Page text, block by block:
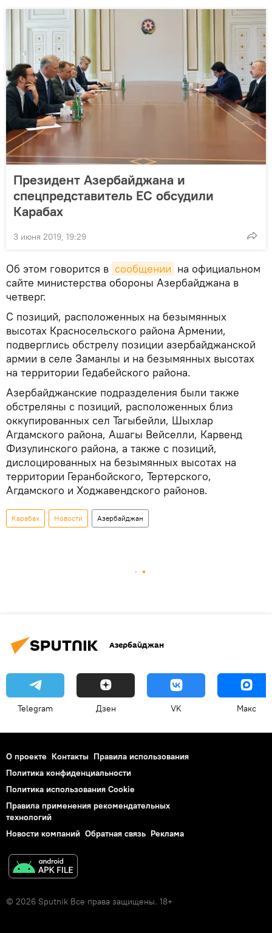
Президент Азербайджана и
спецпредставитель ЕС обсудили
Карабах
3 июня 2019, 19:29
Об этом говорится в сообщении на официальном
сайте министерства обороны Азербайджана в
четверг.
С позиций, расположенных на безымянных
высотах Красносельского района Армении,
подверглись обстрелу позиции азербайджанской
армии в селе Заманлы и на безымянных высотах
на территории Гедабейского района.
Азербайджанские подразделения были также
обстреляны с позиций, расположенных близ
оккупированных сел Тагыбейли, Шыхлар
Агдамского района, Ашагы Вейселли, Карвенд
Физулинского района, а также с позиций,
дислоцированных на безымянных высотах на
территории Геранбойского, Тертерского,
Агдамского и Ходжавендского районов.
Карабах Новости Азербайджан
Азербайджан
Telegram Дзен VK Макс
О проекте Контакты Правила использования
Политика конфиденциальности
Политика использования Cookie
Правила применения рекомендательных
технологий
Новости компаний Обратная связь Реклама
© 2026 Sputnik Все права защищены. 18+